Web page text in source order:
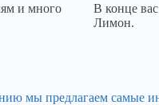
и много
В конце
Лимон.
мы предлагаем самые